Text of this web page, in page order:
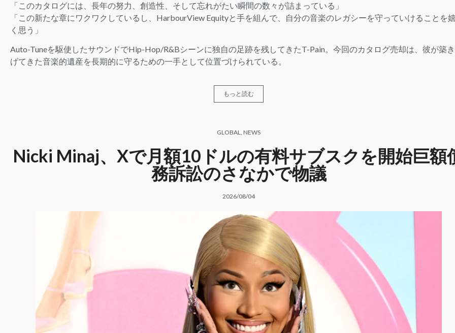
「このカタログには、長年の努力、創造性、そして忘れがたい瞬間の数々が詰まっている」
「この新たな章にワクワクしているし、HarbourView Equityと手を組んで、自分の音楽のレガシーを守っていけることを
く思う」
Auto-Tuneを駆使したサウンドでHip-Hop/R&Bシーンに独自の足跡を残してきたT-Pain。今回のカタログ売却は、彼が築
げてきた音楽的遺産を長期的に守るための一手として位置づけられている。
もっと読む
GLOBAL ,NEWS
Nicki Minaj、Xで月額10ドルの有料サブスクを開始巨額
務訴訟のさなかで物議
2026/08/04